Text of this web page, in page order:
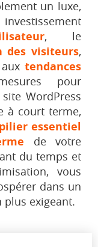
un luxe,
investissement
, le
des visiteurs,
auxtendances
pour
WordPress
à court terme,
essentiel
de votre
du temps et
vous
dans un
plus exigeant.